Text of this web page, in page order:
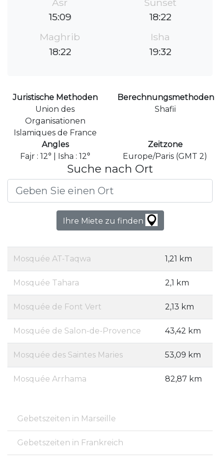
15:09
18:22
Maghrib
18:22
Isha
19:32
Juristische Methoden
Union des
Organisationen
Islamiques de France
Berechnungsmethoden
Shafii
Angles
Fajr : 12° | Isha : 12°
Zeitzone
Europe/Paris (GMT 2)
Suche nach Ort
Ihre Miete zu finden
Mosquée AT-Taqwa 1,21 km
Mosquée Tahara 2,1 km
Mosquée de Font Vert 2,13 km
Mosquée de Salon-de-Provence 43,42 km
Mosquée des Saintes Maries 53,09 km
Mosquée Arrhama 82,87 km
Gebetszeiten in Marseille
Gebetszeiten in Frankreich